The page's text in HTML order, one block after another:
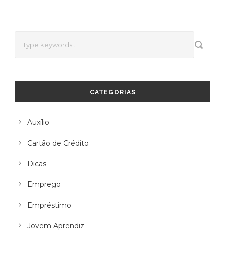
CATEGORIAS
Auxílio
Cartão de Crédito
Dicas
Emprego
Empréstimo
Jovem Aprendiz